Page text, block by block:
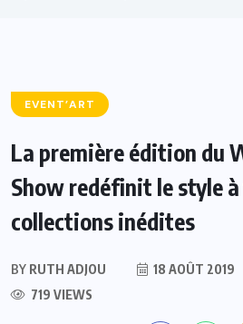
EVENT’ART
La première édition du
Show redéfinit le style
collections inédites
BY RUTH ADJOU 18 AOÛT 2019
719 VIEWS